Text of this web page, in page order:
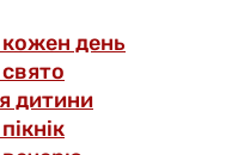
день
дитини